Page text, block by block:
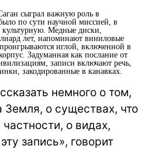
сыграл важную роль в
по сути научной миссией, в
Медные диски,
лет, напоминают виниловые
иглой, включенной в
Задуманная как послание от
записи включают речь,
закодированные в канавках.
немного о том,
Земля, о существах, что
о видах,
запись», говорит